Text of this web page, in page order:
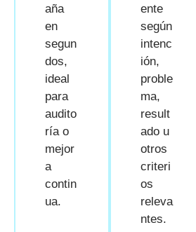
aña
en
segun
dos,
ideal
para
audito
ría o
mejor
a
contin
ua.
ente
según
intenc
ión,
proble
ma,
result
ado u
otros
criteri
os
releva
ntes.